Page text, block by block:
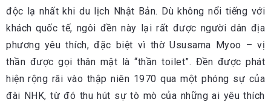
độc lạ nhất khi du lịch Nhật Bản. Dù không nổi tiếng với
khách quốc tế, ngôi đền này lại rất được người dân địa
phương yêu thích, đặc biệt vì thờ Ususama Myoo – vị
thần được gọi thân mật là “thần toilet”. Đền được phát
hiện rộng rãi vào thập niên 1970 qua một phóng sự của
đài NHK, từ đó thu hút sự tò mò của những ai yêu thích